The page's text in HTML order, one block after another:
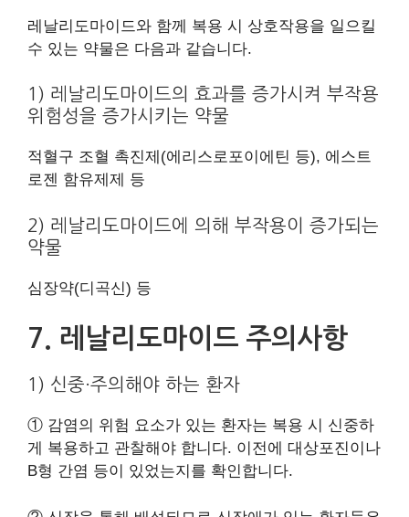
레날리도마이드와 함께 복용 시 상호작용을 일으킬
수 있는 약물은 다음과 같습니다.
1) 레날리도마이드의 효과를 증가시켜 부작용
위험성을 증가시키는 약물
적혈구 조혈 촉진제(에리스로포이에틴 등), 에스트
로젠 함유제제 등
2) 레날리도마이드에 의해 부작용이 증가되는
약물
심장약(디곡신) 등
7. 레날리도마이드 주의사항
1) 신중·주의해야 하는 환자
① 감염의 위험 요소가 있는 환자는 복용 시 신중하
게 복용하고 관찰해야 합니다. 이전에 대상포진이나
B형 간염 등이 있었는지를 확인합니다.